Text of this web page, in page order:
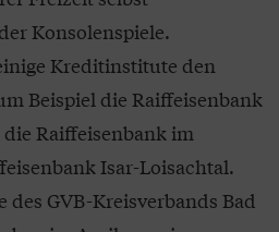
Konsolenspiele.
Kreditinstitute den
Beispiel die Raiffeisenbank
Raiffeisenbank im
Isar-Loisachtal.
GVB-Kreisverbands Bad